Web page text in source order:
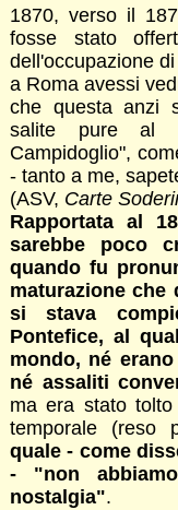
1870, verso il
fosse stato
dell'occupazione
a Roma avessi
che questa anzi
salite pure al
Campidoglio",
- tanto a me,
(ASV, Carte
Rapportata al
sarebbe poco
quando fu
maturazione che
si stava
Pontefice, al
mondo, né
né assaliti
ma era stato
temporale (reso
quale - come
- "non
nostalgia".